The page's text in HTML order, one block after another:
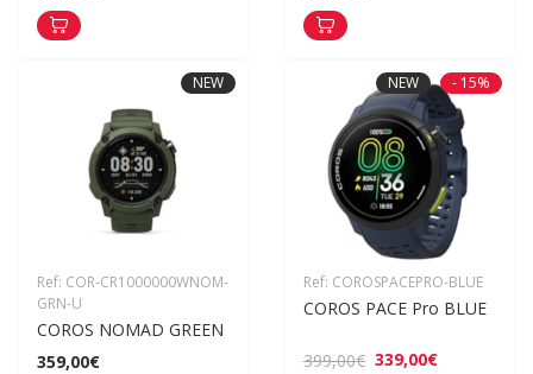
NEW
Ref: COR-CR1000000WNOM-
GRN-U
COROS NOMAD GREEN
359,00€
NEW - 15%
Ref: COROSPACEPRO-BLUE
COROS PACE Pro BLUE
399,00€ 339,00€